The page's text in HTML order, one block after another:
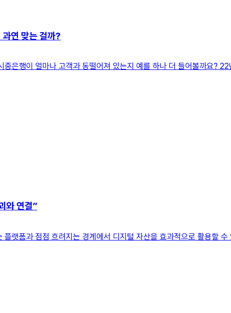
연 맞는 걸까?
중은행이 얼마나 고객과 동떨어져 있는지 예를 하나 더 들어볼까요?
와 연결”
플랫폼과 점점 흐려지는 경계에서 디지털 자산을 효과적으로 활용할